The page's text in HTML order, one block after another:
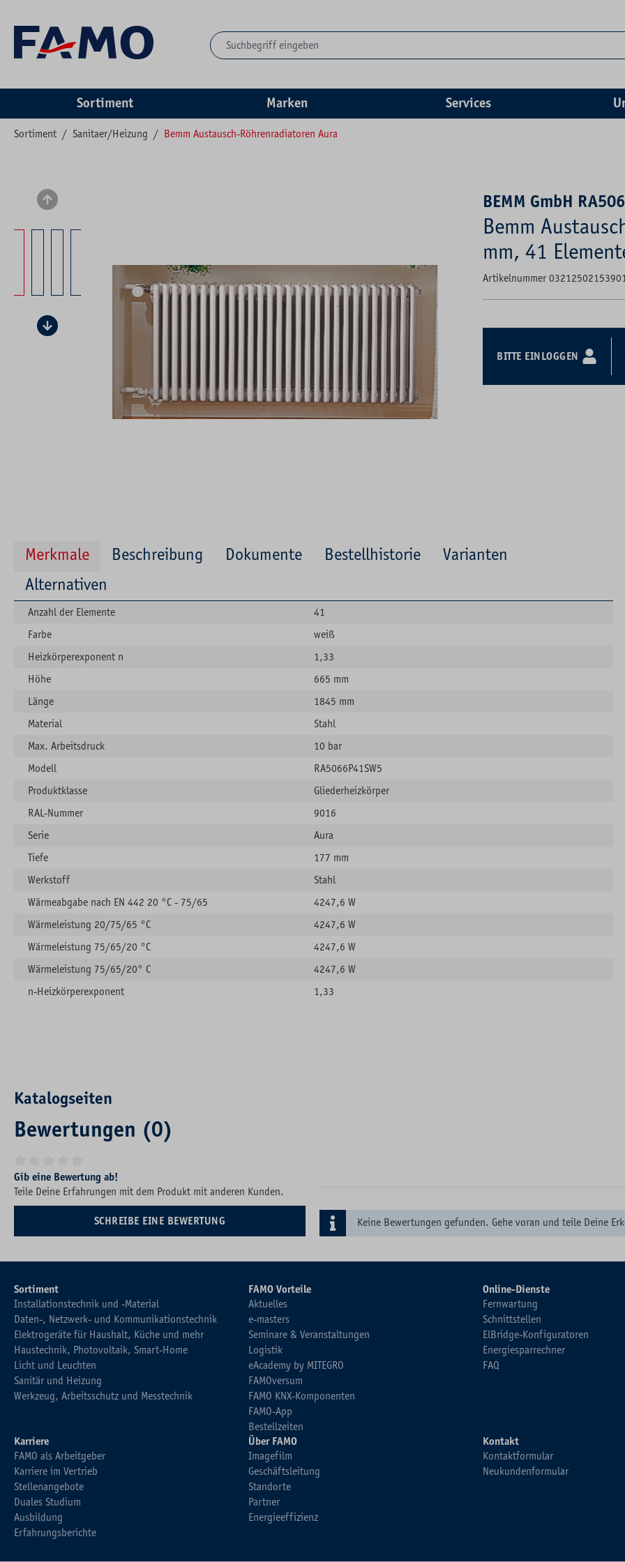
Sortiment Marken Services
Sortiment / Sanitaer/Heizung / Bemm Austausch-Röhrenradiatoren Aura
Bildergalerie überspringen BEMM GmbH
Bemm
mm, 41
Artikelnummer
BITTE EINLOGGEN
Merkmale Beschreibung Dokumente Bestellhistorie
Varianten
Alternativen
Anzahl der Elemente
41
Farbe
weiß
Heizkörperexponent n
1,33
Höhe
665 mm
Länge
1845 mm
Material
Stahl
Max. Arbeitsdruck
10 bar
Modell
RA5066P41SW5
Produktklasse
Gliederheizkörper
RAL-Nummer
9016
Serie
Aura
Tiefe
177 mm
Werkstoff
Stahl
Wärmeabgabe nach EN 442 20 °C - 75/65
4247,6 W
Wärmeleistung 20/75/65 °C
4247,6 W
Wärmeleistung 75/65/20 °C
4247,6 W
Wärmeleistung 75/65/20° C
4247,6 W
n-Heizkörperexponent
1,33
Katalogseiten
Bewertungen (0)
Durchschnittliche Bewertung von 0 von 5 Sternen
Gib eine Bewertung ab!
Teile Deine Erfahrungen mit dem Produkt mit anderen Kunden.
SCHREIBE EINE BEWERTUNG Keine Bewertungen gefunden. Gehe voran und teile Deine
Sortiment
Installationstechnik und -Material
Daten-, Netzwerk- und Kommunikationstechnik
Elektrogeräte für Haushalt, Küche und mehr
Haustechnik, Photovoltaik, Smart-Home
Licht und Leuchten
Sanitär und Heizung
Werkzeug, Arbeitsschutz und Messtechnik
FAMO Vorteile
Aktuelles
e-masters
Seminare & Veranstaltungen
Logistik
eAcademy by MITEGRO
FAMOversum
FAMO KNX-Komponenten
FAMO-App
Bestellzeiten
Online-Dienste
Fernwartung
Schnittstellen
ElBridge-Konfiguratoren
Energiesparrechner
FAQ
Karriere
FAMO als Arbeitgeber
Karriere im Vertrieb
Stellenangebote
Duales Studium
Ausbildung
Erfahrungsberichte
Über FAMO
Imagefilm
Geschäftsleitung
Standorte
Partner
Energieeffizienz
Kontakt
Kontaktformular
Neukundenformular